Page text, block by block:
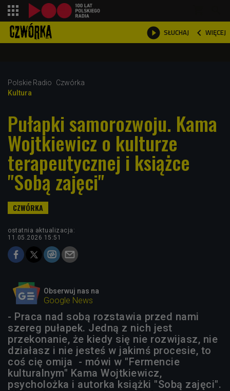
 SŁUCHAJ  WIĘCEJ

Polskie Radio
Czwórka
Kultura
Pułapki samorozwoju. Kama
Wojtkiewicz o kulturze
terapeutycznej i książce
"Sobą zajęci"
ostatnia aktualizacja:
11.05.2026 15:51
Obserwuj nas na
Google News
- Praca nad sobą rozstawia przed nami
szereg pułapek. Jedną z nich jest
przekonanie, że kiedy się nie rozwijasz, nie
działasz i nie jesteś w jakimś procesie, to
coś cię omija - mówi w "Fermencie
kulturalnym" Kama Wojtkiewicz,
psycholożka i autorka książki "Sobą zajęci".